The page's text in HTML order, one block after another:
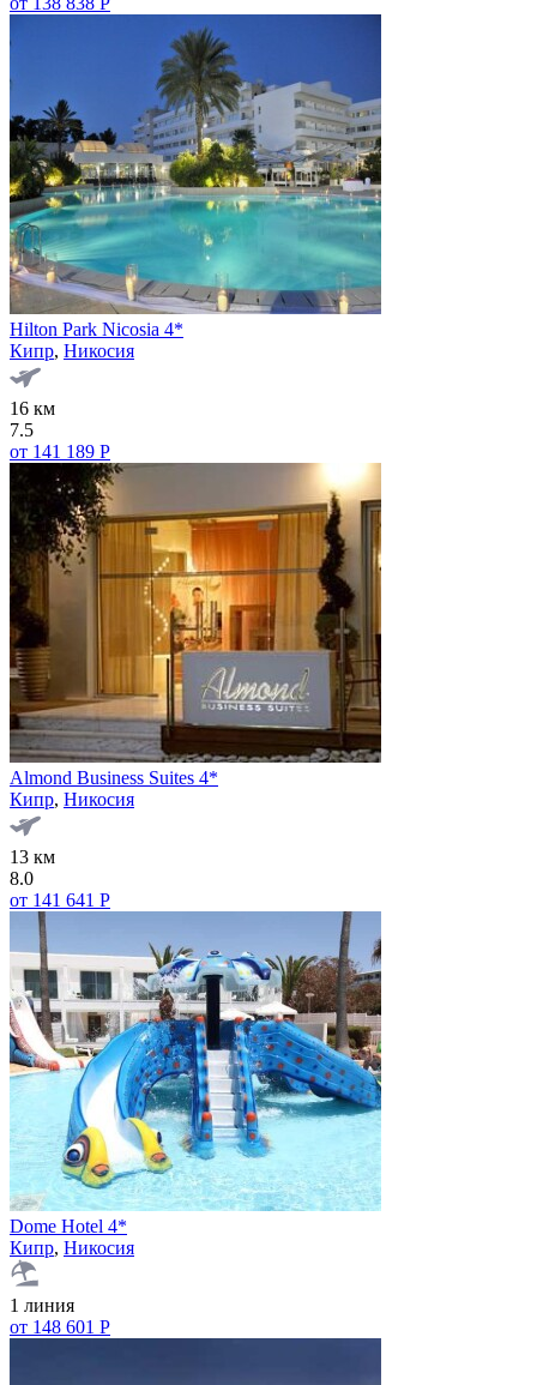
Hilton Park Nicosia 4*
Кипр, Никосия
16 км
7.5
от 141 189 Р
Almond Business Suites 4*
Кипр, Никосия
13 км
8.0
от 141 641 Р
Dome Hotel 4*
Кипр, Никосия
1 линия
от 148 601 Р